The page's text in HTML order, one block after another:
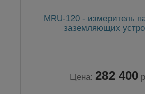
MRU-120 - измеритель
заземляющих
Цена: 282 400